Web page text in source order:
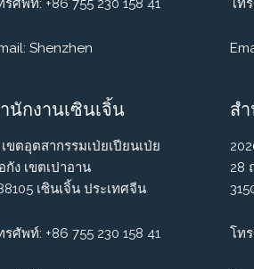
รศัพท์: +86 755 230 158 41
Shenzhen
นักงานเซินเจิ้น
ขตอุตสากรรมเป่ยเปียนเป่ย
กัง เขตเปาอาน
เซินเจิ้น ประเทศจีน
รศัพท์: +86 755 230 158 41
โท
ส
28
โท